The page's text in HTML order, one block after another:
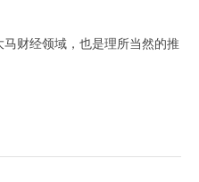
财经领域，也是理所当然的推